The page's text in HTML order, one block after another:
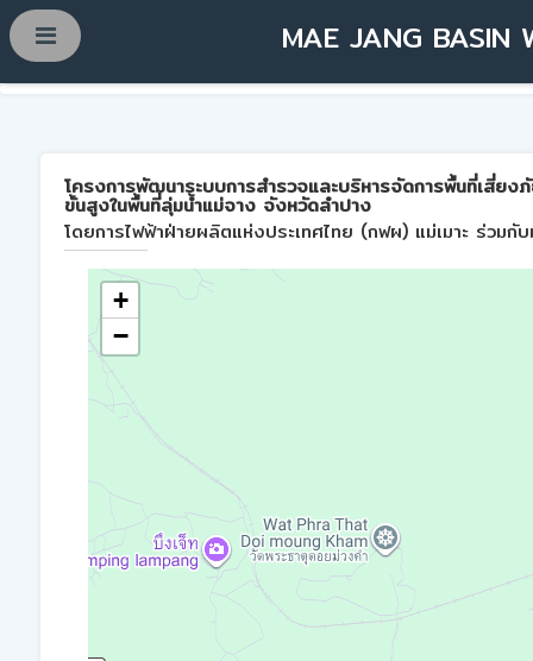
MAE JANG BASIN
โครงการพัฒนาระบบการสำรวจและบริหารจัดการพื้นที่เสี่ย
ขั้นสูงในพื้นที่ลุ่มน้ำแม่จาง จังหวัดลำปาง
โดยการไฟฟ้าฝ่ายผลิตแห่งประเทศไทย (กฟผ) แม่เมาะ ร่วมกั
+
−